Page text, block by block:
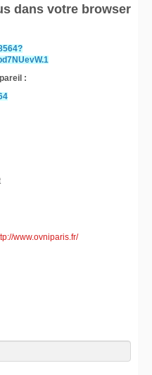
dans votre browser
:
www.ovniparis.fr/